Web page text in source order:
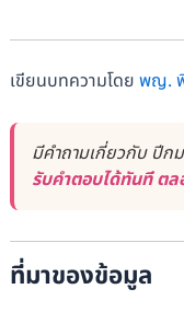
เขียนบทความโดย พญ.
มีคำถามเกี่ยวกับ ปีก
รับคำตอบได้ทันที ต
ที่มาของข้อมูล